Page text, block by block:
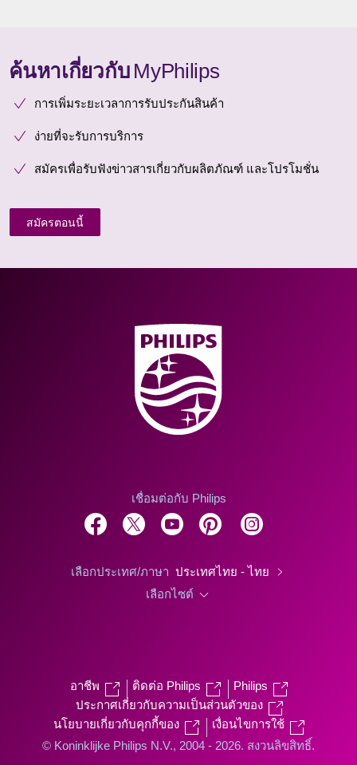
ค้นหาเกี่ยวกับ MyPhilips
การเพิ่มระยะเวลาการรับประกันสินค้า
ง่ายที่จะรับการบริการ
สมัครเพื่อรับฟังข่าวสารเกี่ยวกับผลิตภัณฑ์ และโปรโมชั่น
สมัครตอนนี้
เชื่อมต่อกับ Philips
เลือกประเทศ/ภาษา ประเทศไทย - ไทย
เลือกไซต์
อาชีพ ติดต่อ Philips
Philips
ประกาศเกี่ยวกับความเป็นส่วนตัวของ
นโยบายเกี่ยวกับคุกกี้ของ
เงื่อนไขการใช้
© Koninklijke Philips N.V., 2004 - 2026. สงวนลิขสิทธิ์.